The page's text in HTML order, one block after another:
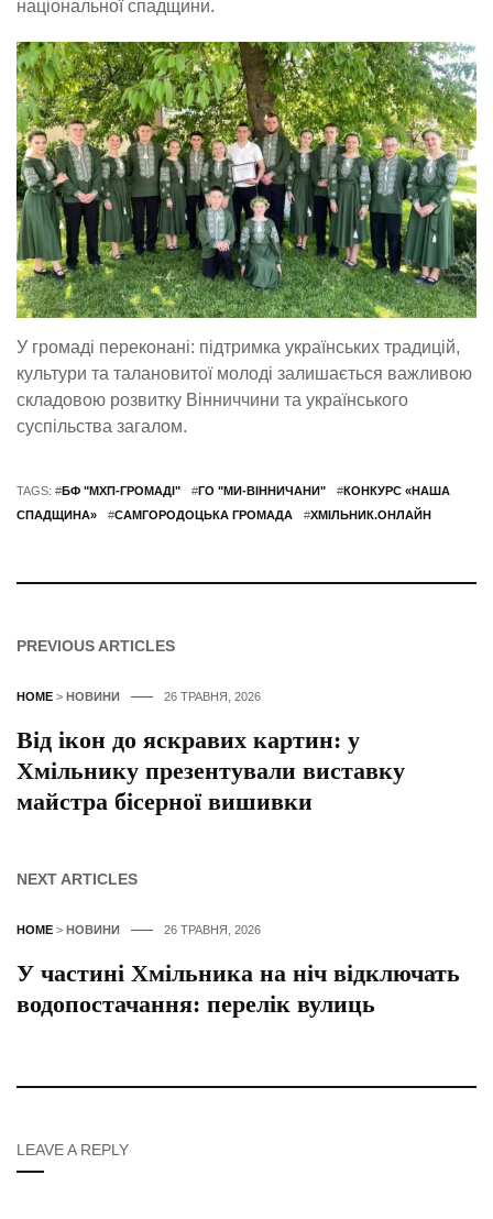
національної спадщини.
У громаді переконані: підтримка українських традицій,
культури та талановитої молоді залишається важливою
складовою розвитку Вінниччини та українського
суспільства загалом.
TAGS: #БФ "МХП-ГРОМАДІ" #ГО "МИ-ВІННИЧАНИ" #КОНКУРС «НАША
СПАДЩИНА»
#САМГОРОДОЦЬКА ГРОМАДА #ХМІЛЬНИК.ОНЛАЙН
PREVIOUS ARTICLES
HOME > НОВИНИ 26 ТРАВНЯ, 2026
Від ікон до яскравих картин: у
Хмільнику презентували виставку
майстра бісерної вишивки
NEXT ARTICLES
HOME > НОВИНИ 26 ТРАВНЯ, 2026
У частині Хмільника на ніч відключать
водопостачання: перелік вулиць
LEAVE A REPLY